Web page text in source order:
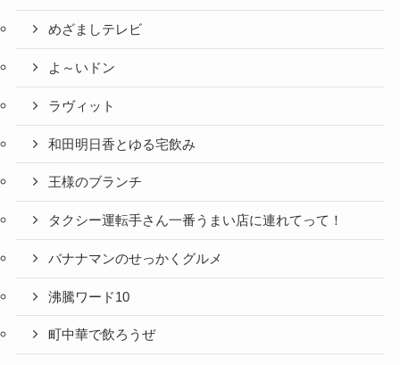
めざましテレビ
よ～いドン
ラヴィット
和田明日香とゆる宅飲み
王様のブランチ
タクシー運転手さん一番うまい店に連れてって！
バナナマンのせっかくグルメ
沸騰ワード10
町中華で飲ろうぜ